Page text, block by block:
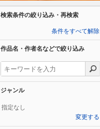
検索条件の絞り込み・再検索
条件をすべて解除
作品名・作者名などで絞り込み
ジャンル
指定なし
変更する